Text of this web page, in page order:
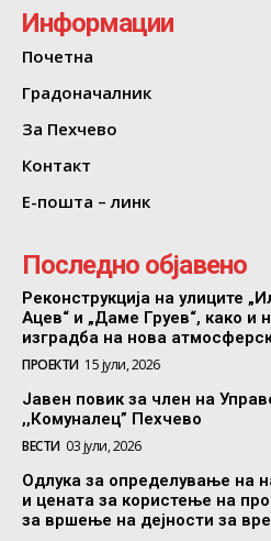
Информации
Почетна
Градоначалник
За Пехчево
Контакт
Е-пошта – линк
Последно објавено
Реконструкција на улиците
Ацев“ и „Даме Груев“, како и
изградба на нова
ПРОЕКТИ 15 јули, 2026
Јавен повик за член на
,,Комуналец” Пехчево
ВЕСТИ 03 јули, 2026
Одлука за определување на
и цената за користење на
за вршење на дејности за